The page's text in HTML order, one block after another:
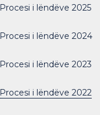
Procesi i lëndëve 2025
Procesi i lëndëve 2024
Procesi i lëndëve 2023
Procesi i lëndëve 2022